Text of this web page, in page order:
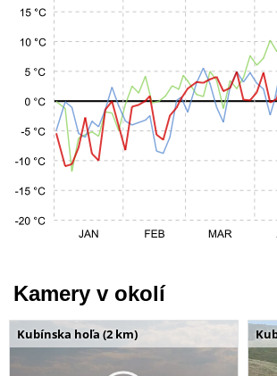
Kamery v okolí
Kubínska hoľa (2 km)